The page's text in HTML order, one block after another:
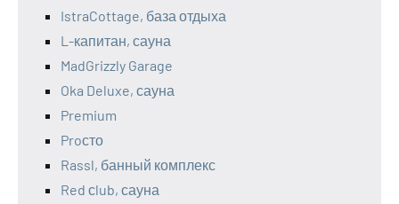
IstraCottage, база отдыха
L-капитан, сауна
MadGrizzly Garage
Oka Deluxe, сауна
Premium
Proсто
Rassl, банный комплекс
Red сlub, сауна